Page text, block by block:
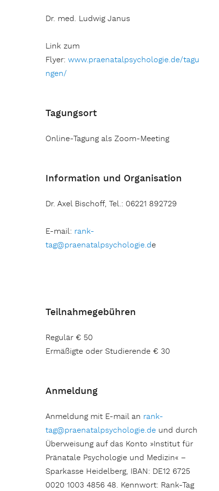
Dr. med. Ludwig Janus
Link zum
Flyer:www.praenatalpsychologie.de/tagu
ngen/
Tagungsort
Online-Tagung als Zoom-Meeting
Information und Organisation
Dr. Axel Bischoff, Tel.: 06221 892729
E-mail: rank-
tag@praenatalpsychologie.de
Teilnahmegebühren
Regulär € 50
Ermäßigte oder Studierende € 30
Anmeldung
Anmeldung mit E-mail an rank-
tag@praenatalpsychologie.de und durch
Überweisung auf das Konto »Institut für
Pränatale Psychologie und Medizin« –
Sparkasse Heidelberg, IBAN: DE12 6725
0020 1003 4856 48. Kennwort: Rank-Tag